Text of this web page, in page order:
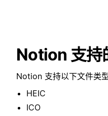
Notion 支持
Notion 支持以下文件类型
HEIC
ICO